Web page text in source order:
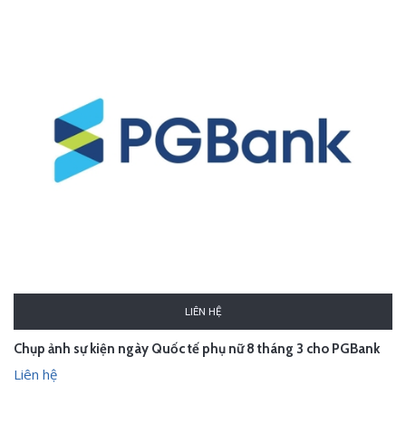
LIÊN HỆ
Chụp ảnh sự kiện ngày Quốc tế phụ nữ 8 tháng 3 cho PGBank
Liên hệ